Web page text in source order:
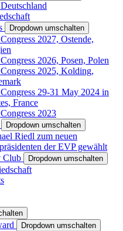
Dropdown umschalten
2027, Ostende,
2026, Posen, Polen
2025, Kolding,
29-31 May 2024 in
France
2023
Dropdown umschalten
Riedl zum neuen
der EVP gewählt
Club
Dropdown umschalten
Dropdown umschalten